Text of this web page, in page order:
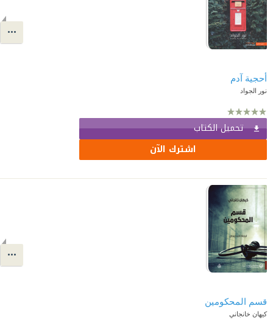
أحجية آدم
نور الجواد
تحميل الكتاب
اشترك الآن
قسم المحكومين
كيهان خانجاني